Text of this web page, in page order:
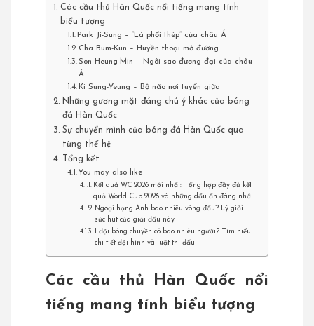
Các cầu thủ Hàn Quốc nổi tiếng mang tính
biểu tượng
Park Ji-Sung – “Lá phổi thép” của châu Á
Cha Bum-Kun – Huyền thoại mở đường
Son Heung-Min – Ngôi sao đương đại của châu
Á
Ki Sung-Yeung – Bộ não nơi tuyến giữa
Những gương mặt đáng chú ý khác của bóng
đá Hàn Quốc
Sự chuyển mình của bóng đá Hàn Quốc qua
từng thế hệ
Tổng kết
You may also like
Kết quả WC 2026 mới nhất: Tổng hợp đầy đủ kết
quả World Cup 2026 và những dấu ấn đáng nhớ
Ngoại hạng Anh bao nhiêu vòng đấu? Lý giải
sức hút của giải đấu này
1 đội bóng chuyền có bao nhiêu người? Tìm hiểu
chi tiết đội hình và luật thi đấu
Các cầu thủ Hàn Quốc nổi
tiếng mang tính biểu tượng